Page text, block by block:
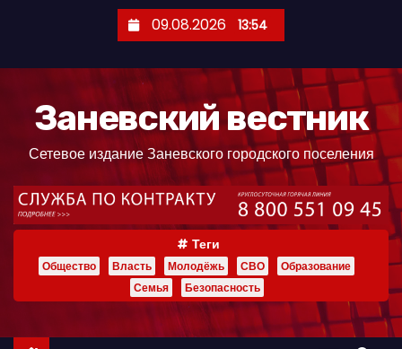
ж
09.08.2026 13:54
Заневский вестник
Сетевое издание Заневского городского поселения
Теги
Общество Власть Молодёжь СВО
Образование
Семья
Безопасность